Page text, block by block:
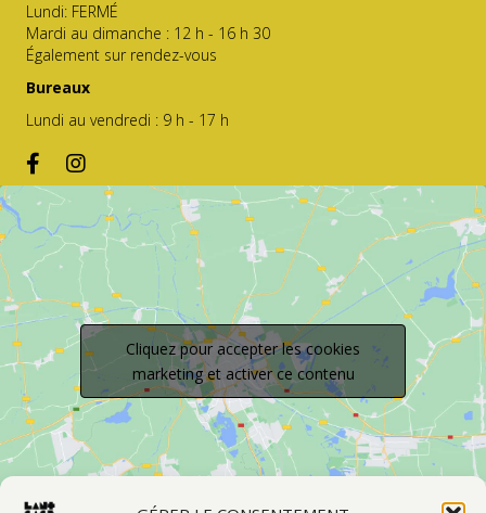
Lundi: FERMÉ
Mardi au dimanche : 12 h - 16 h 30
Également sur rendez-vous
Bureaux
Lundi au vendredi : 9 h - 17 h
Cliquez pour accepter les cookies
marketing et activer ce contenu